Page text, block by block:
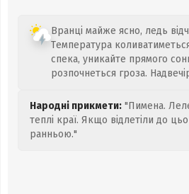
Вранці майже ясно, ледь
Температура коливатиметься
спека, уникайте прямого
розпочнеться гроза.
Народні прикмети: "Пимена.
теплі краї. Якщо відлетіли до
ранньою."